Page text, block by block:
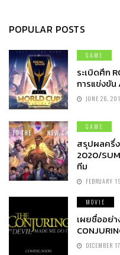
POPULAR POSTS
GAME
ระเบิดศึก
การแข่งขัน
JUNE 26,
GAME
สรุปผลครึ่ง
2020/
ทีม
FEBRUARY
MOVIE
เผยชื่ออย่า
DECEMBER